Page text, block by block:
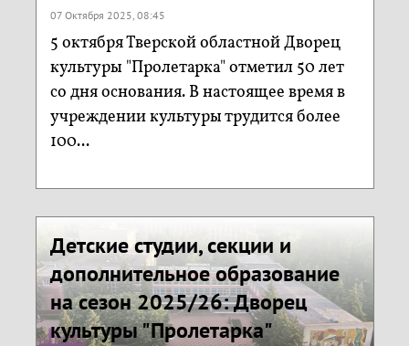
07 Октября 2025, 08:45
5 октября Тверской областной Дворец
культуры "Пролетарка" отметил 50 лет
со дня основания. В настоящее время в
учреждении культуры трудится более
100...
Детские студии, секции и
дополнительное образование
на сезон 2025/26: Дворец
культуры "Пролетарка"